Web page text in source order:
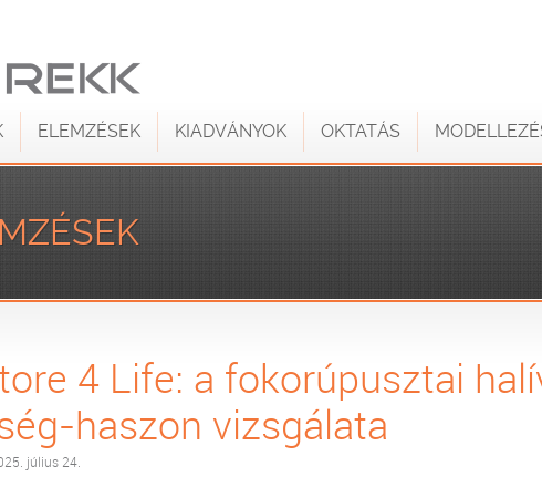
ELEMZÉSEK KIADVÁNYOK OKTATÁS
4 Life: a fokorúpusztai
haszon vizsgálata
július 24.